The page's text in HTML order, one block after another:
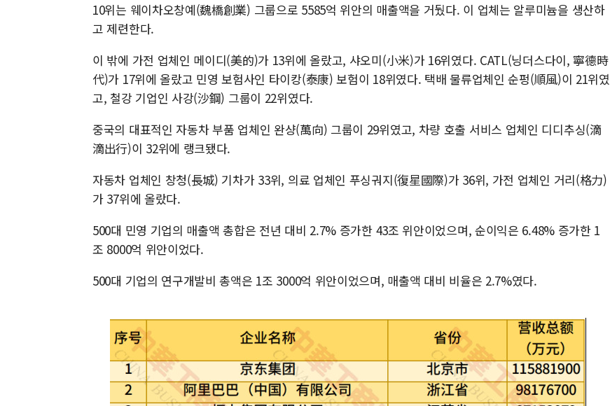
10위는 웨이차오창예(魏橋創業) 그룹으로 5585억 위안의 매출액을 거뒀다. 이 업체는 알루미늄을 생산하
고 제련한다.
이 밖에 가전 업체인 메이디(美的)가 13위에 올랐고, 샤오미(小米)가 16위였다. CATL(닝더스다이, 寧德時
代)가 17위에 올랐고 민영 보험사인 타이캉(泰康) 보험이 18위였다. 택배 물류업체인 순펑(順風)이 21위였
고, 철강 기업인 사강(沙鋼) 그룹이 22위였다.
중국의 대표적인 자동차 부품 업체인 완샹(萬向) 그룹이 29위였고, 차량 호출 서비스 업체인 디디추싱(滴
滴出行)이 32위에 랭크됐다.
자동차 업체인 창청(長城) 기차가 33위, 의료 업체인 푸싱궈지(復星國際)가 36위, 가전 업체인 거리(格力)
가 37위에 올랐다.
500대 민영 기업의 매출액 총합은 전년 대비 2.7% 증가한 43조 위안이었으며, 순이익은 6.48% 증가한 1
조 8000억 위안이었다.
500대 기업의 연구개발비 총액은 1조 3000억 위안이었으며, 매출액 대비 비율은 2.7%였다.